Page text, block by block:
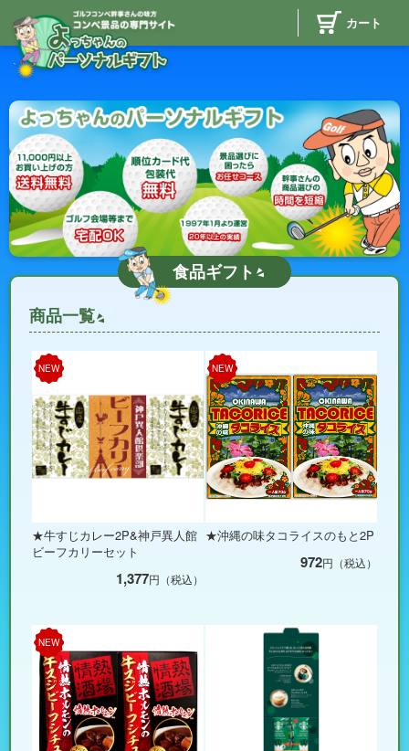
カート
食品ギフト
商品一覧
NEW
★牛すじカレー2P&神戸異人館
ビーフカリーセット
1,377円（税込）
NEW
★沖縄の味タコライスのもと2P
972円（税込）
NEW